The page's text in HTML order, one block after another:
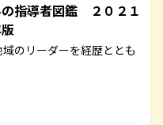
指導者図鑑 ２０２１
版
のリーダーを経歴ととも